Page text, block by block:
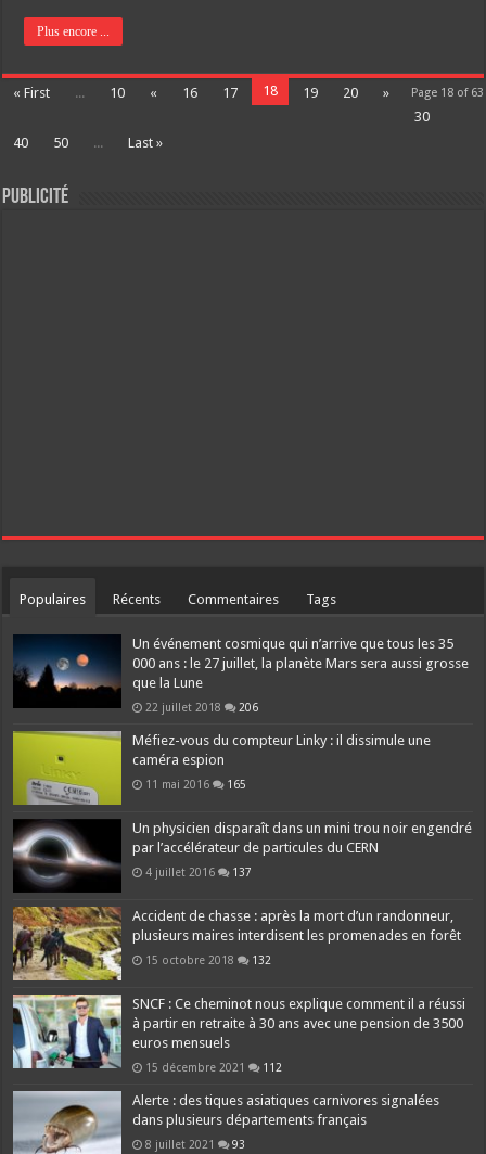
Plus encore ...
Page 18 of 63
« First ... 10 « 16 17 18 19 20
»
30
40
50 ... Last »
Publicité
Populaires Récents Commentaires Tags
Un événement cosmique qui n’arrive que tous les 35
000 ans : le 27 juillet, la planète Mars sera aussi grosse
que la Lune
22 juillet 2018 206
Méfiez-vous du compteur Linky : il dissimule une
caméra espion
11 mai 2016 165
Un physicien disparaît dans un mini trou noir engendré
par l’accélérateur de particules du CERN
4 juillet 2016 137
Accident de chasse : après la mort d’un randonneur,
plusieurs maires interdisent les promenades en forêt
15 octobre 2018 132
SNCF : Ce cheminot nous explique comment il a réussi
à partir en retraite à 30 ans avec une pension de 3500
euros mensuels
15 décembre 2021 112
Alerte : des tiques asiatiques carnivores signalées
dans plusieurs départements français
8 juillet 2021 93